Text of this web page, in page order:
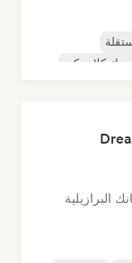
روك كلاسيكي
البرازيلية